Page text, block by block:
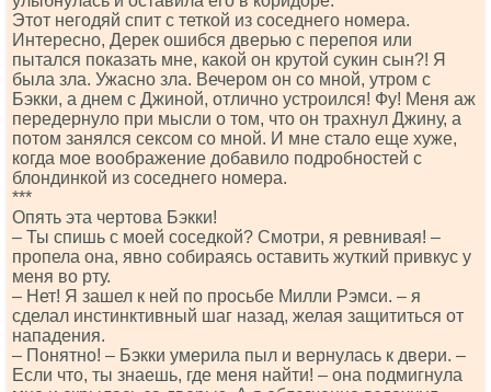
Этот негодяй спит с теткой из соседнего номера.
Интересно, Дерек ошибся дверью с перепоя или
пытался показать мне, какой он крутой сукин сын?! Я
была зла. Ужасно зла. Вечером он со мной, утром с
Бэкки, а днем с Джиной, отлично устроился! Фу! Меня аж
передернуло при мысли о том, что он трахнул Джину, а
потом занялся сексом со мной. И мне стало еще хуже,
когда мое воображение добавило подробностей с
блондинкой из соседнего номера.
***
Опять эта чертова Бэкки!
– Ты спишь с моей соседкой? Смотри, я ревнивая! –
пропела она, явно собираясь оставить жуткий привкус у
меня во рту.
– Нет! Я зашел к ней по просьбе Милли Рэмси. – я
сделал инстинктивный шаг назад, желая защититься от
нападения.
– Понятно! – Бэкки умерила пыл и вернулась к двери. –
Если что, ты знаешь, где меня найти! – она подмигнула